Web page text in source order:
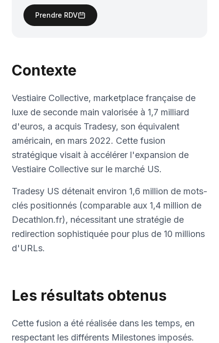
Prendre RDV
Contexte
Vestiaire Collective, marketplace française de
luxe de seconde main valorisée à 1,7 milliard
d'euros, a acquis Tradesy, son équivalent
américain, en mars 2022. Cette fusion
stratégique visait à accélérer l'expansion de
Vestiaire Collective sur le marché US.
Tradesy US détenait environ 1,6 million de mots-
clés positionnés (comparable aux 1,4 million de
Decathlon.fr), nécessitant une stratégie de
redirection sophistiquée pour plus de 10 millions
d'URLs.
Les résultats obtenus
Cette fusion a été réalisée dans les temps, en
respectant les différents Milestones imposés.